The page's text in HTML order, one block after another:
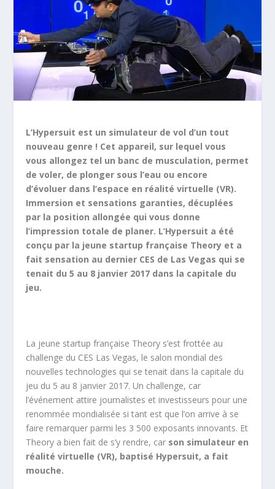
L’Hypersuit est un simulateur de vol d’un tout
nouveau genre ! Cet appareil, sur lequel vous
vous allongez tel un banc de musculation, permet
de voler, de plonger sous l’eau ou encore
d’évoluer dans l’espace en réalité virtuelle (VR).
Immersion et sensations garanties, décuplées
par la position allongée qui vous donne
l’impression totale de planer. L’Hypersuit a été
conçu par la jeune startup française Theory et a
fait sensation au dernier CES de Las Vegas qui se
tenait du 5 au 8 janvier 2017 dans la capitale du
jeu.
La jeune startup française Theory s’est frottée au
challenge du CES Las Vegas, le salon mondial des
nouvelles technologies qui se tenait dans la capitale du
jeu du 5 au 8 janvier 2017. Un challenge, car
l’événement attire journalistes et investisseurs pour une
renommée mondialisée si tant est que l’on arrive à se
faire remarquer parmi les 3 500 exposants innovants. Et
Theory a bien fait de s’y rendre, car son simulateur en
réalité virtuelle (VR), baptisé Hypersuit, a fait
mouche.